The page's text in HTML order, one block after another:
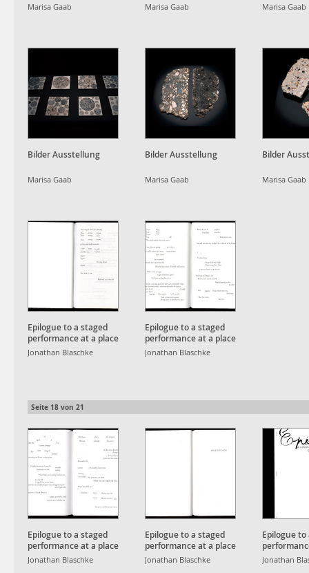
Marisa Gaab Marisa Gaab Marisa Gaab
Bilder Ausstellung
Marisa Gaab
Bilder Ausstellung
Marisa Gaab
Bilder
Marisa Gaab
Epilogue to a staged
performance at a place
no longer quiet_05
Jonathan Blaschke
Epilogue to a staged
performance at a place
no longer quiet_04
Jonathan Blaschke
Seite 18 von 21
Epilogue to a staged
performance at a place
no longer quiet_03
Jonathan Blaschke
Epilogue to a staged
performance at a place
no longer quiet_02
Jonathan Blaschke
Epilogue to
no longer
Jonathan